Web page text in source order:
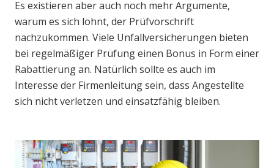
Es existieren aber auch noch mehr Argumente,
warum es sich lohnt, der Prüfvorschrift
nachzukommen. Viele Unfallversicherungen bieten
bei regelmäßiger Prüfung einen Bonus in Form einer
Rabattierung an. Natürlich sollte es auch im
Interesse der Firmenleitung sein, dass Angestellte
sich nicht verletzen und einsatzfähig bleiben.